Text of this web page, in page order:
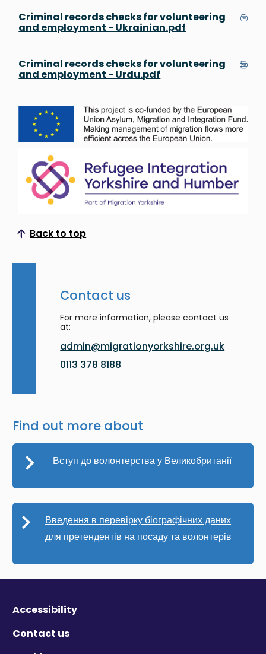
Criminal records checks for volunteering
and employment - Ukrainian.pdf
Criminal records checks for volunteering
and employment - Urdu.pdf
Back to top
Scroll to top
Contact us
For more information, please contact us
at:
admin@migrationyorkshire.org.uk
0113 378 8188
Find out more about
Вступ до волонтерства у Великобританії
Введення в перевірку біографічних даних
для претендентів на посаду та волонтерів
Accessibility
Contact us